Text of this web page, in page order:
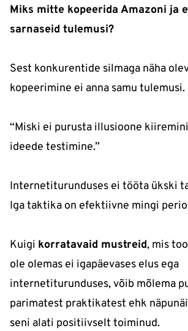
Miks mitte kopeerida Amazoni ja
sarnaseid tulemusi?
Sest konkurentide silmaga näha
kopeerimine ei anna samu tulemusi.
“Miski ei purusta illusioone
ideede testimine.”
Internetiturunduses ei tööta ükski
Iga taktika on efektiivne mingi
Kuigi korratavaid mustreid, mis
ole olemas ei igapäevases elus ega
internetiturunduses, võib mõlema
parimatest praktikatest ehk
seni alati positiivselt toiminud.